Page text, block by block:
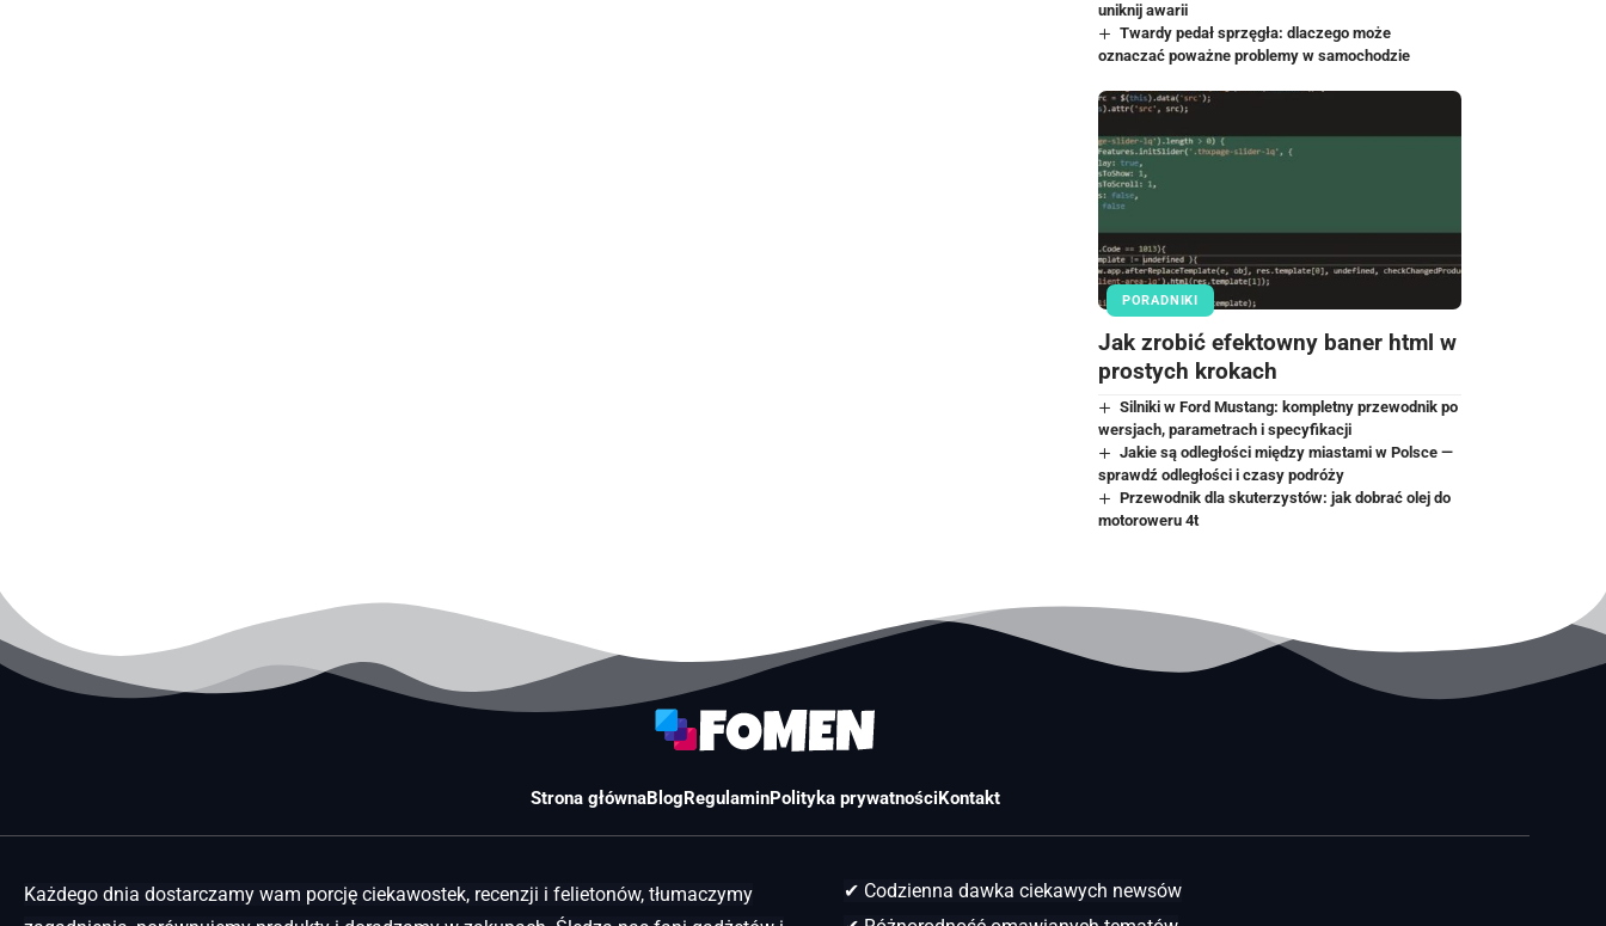
uniknij awarii
Twardy pedał sprzęgła: dlaczego może
oznaczać poważne problemy w samochodzie
PORADNIKI
Jak zrobić efektowny baner html w
prostych krokach
Silniki w Ford Mustang: kompletny przewodnik po
wersjach, parametrach i specyfikacji
Jakie są odległości między miastami w Polsce —
sprawdź odległości i czasy podróży
Przewodnik dla skuterzystów: jak dobrać olej do
motoroweru 4t
Strona głównaBlogRegulaminPolityka prywatnościKontakt
Każdego dnia dostarczamy wam porcję ciekawostek, recenzji i felietonów, tłumaczymy
✔ Codzienna dawka ciekawych newsów